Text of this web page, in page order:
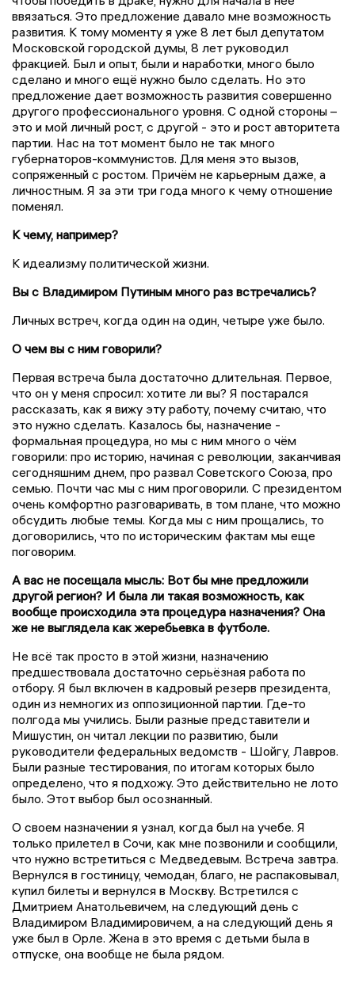
ввязаться. Это предложение давало мне возможность
развития. К тому моменту я уже 8 лет был депутатом
Московской городской думы, 8 лет руководил
фракцией. Был и опыт, были и наработки, много было
сделано и много ещё нужно было сделать. Но это
предложение дает возможность развития совершенно
другого профессионального уровня. С одной стороны –
это и мой личный рост, с другой - это и рост авторитета
партии. Нас на тот момент было не так много
губернаторов-коммунистов. Для меня это вызов,
сопряженный с ростом. Причём не карьерным даже, а
личностным. Я за эти три года много к чему отношение
поменял.
К чему, например?
К идеализму политической жизни.
Вы с Владимиром Путиным много раз встречались?
Личных встреч, когда один на один, четыре уже было.
О чем вы с ним говорили?
Первая встреча была достаточно длительная. Первое,
что он у меня спросил: хотите ли вы? Я постарался
рассказать, как я вижу эту работу, почему считаю, что
это нужно сделать. Казалось бы, назначение -
формальная процедура, но мы с ним много о чём
говорили: про историю, начиная с революции, заканчивая
сегодняшним днем, про развал Советского Союза, про
семью. Почти час мы с ним проговорили. С президентом
очень комфортно разговаривать, в том плане, что можно
обсудить любые темы. Когда мы с ним прощались, то
договорились, что по историческим фактам мы еще
поговорим.
А вас не посещала мысль: Вот бы мне предложили
другой регион? И была ли такая возможность, как
вообще происходила эта процедура назначения? Она
же не выглядела как жеребьевка в футболе.
Не всё так просто в этой жизни, назначению
предшествовала достаточно серьёзная работа по
отбору. Я был включен в кадровый резерв президента,
один из немногих из оппозиционной партии. Где-то
полгода мы учились. Были разные представители и
Мишустин, он читал лекции по развитию, были
руководители федеральных ведомств - Шойгу, Лавров.
Были разные тестирования, по итогам которых было
определено, что я подхожу. Это действительно не лото
было. Этот выбор был осознанный.
О своем назначении я узнал, когда был на учебе. Я
только прилетел в Сочи, как мне позвонили и сообщили,
что нужно встретиться с Медведевым. Встреча завтра.
Вернулся в гостиницу, чемодан, благо, не распаковывал,
купил билеты и вернулся в Москву. Встретился с
Дмитрием Анатольевичем, на следующий день с
Владимиром Владимировичем, а на следующий день я
уже был в Орле. Жена в это время с детьми была в
отпуске, она вообще не была рядом.